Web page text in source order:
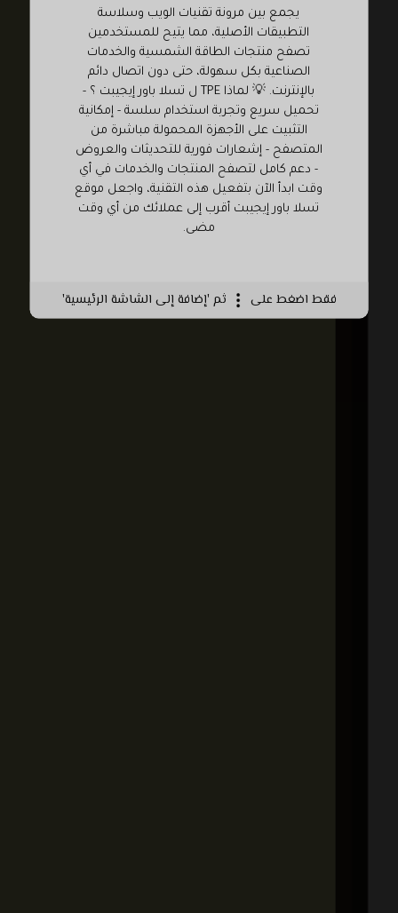
يجمع بين مرونة تقنيات الويب وسلاسة
التطبيقات الأصلية، مما يتيح للمستخدمين
تصفح منتجات الطاقة الشمسية والخدمات
الصناعية بكل سهولة، حتى دون اتصال دائم
بالإنترنت. 💡 لماذا TPE ل تسلا باور إيجيبت ؟ -
تحميل سريع وتجربة استخدام سلسة - إمكانية
التثبيت على الأجهزة المحمولة مباشرة من
المتصفح - إشعارات فورية للتحديثات والعروض
- دعم كامل لتصفح المنتجات والخدمات في أي
وقت ابدأ الآن بتفعيل هذه التقنية، واجعل موقع
تسلا باور إيجيبت أقرب إلى عملائك من أي وقت
مضى.
فقط اضغط على ثم 'إضافة إلى الشاشة الرئيسية'